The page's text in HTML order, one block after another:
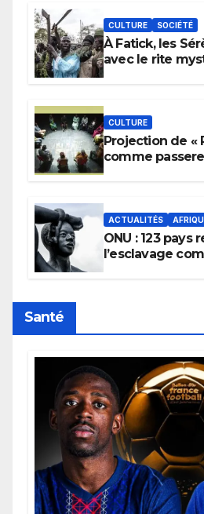
CULTURE SOCIÉTÉ
À Fatick, les
avec le rite
CULTURE
Projection de «
comme
ACTUALITÉS
ONU : 123 pays
l’esclavage
Santé